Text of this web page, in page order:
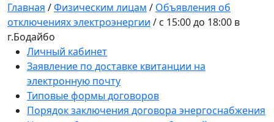
Главная /Физическим лицам / Объявления об
отключениях электроэнергии / с 15:00 до 18:00 в
г.Бодайбо
Личный кабинет
Заявление по доставке квитанции на
электронную почту
Типовые формы договоров
Порядок заключения договора энергоснабжения